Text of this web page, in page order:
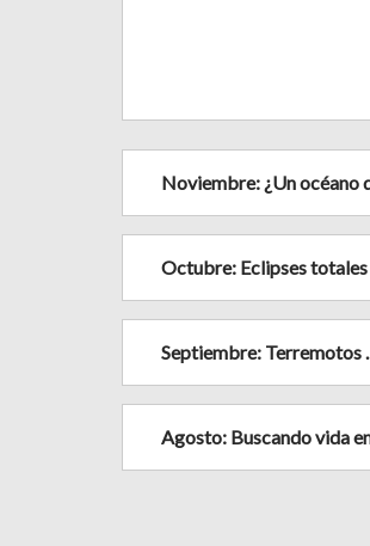
Noviembre: ¿Un océano
Octubre: Eclipses totales
Septiembre: Terremotos
Agosto: Buscando vida